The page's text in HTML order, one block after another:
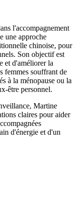
l'accompagnement
une approche
chinoise, pour
Son objectif est
et d'améliorer la
femmes souffrant de
à la ménopause ou la
être personnel.
Martine
claires pour aider
d'énergie et d'un